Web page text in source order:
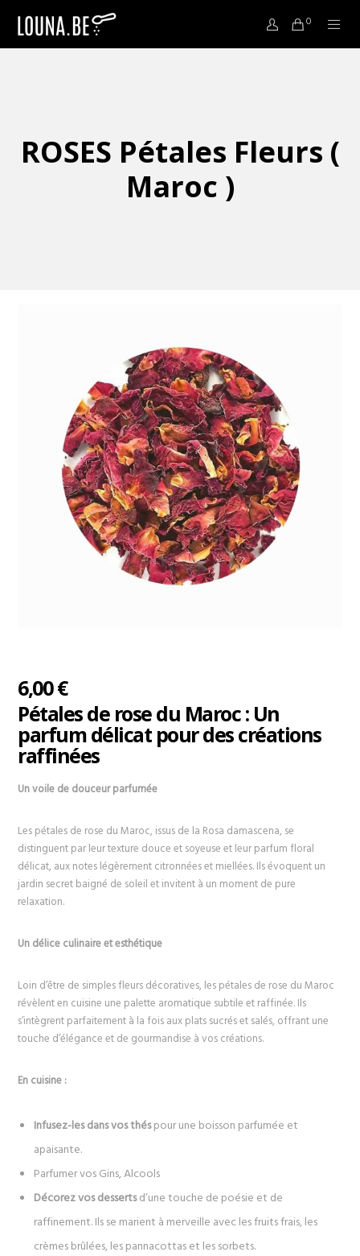
0
ROSES Pétales Fleurs (
Maroc )
6,00€
Pétales de rose du Maroc : Un
parfum délicat pour des créations
raffinées
Un voile de douceur parfumée
Les pétales de rose du Maroc, issus de la Rosa damascena, se
distinguent par leur texture douce et soyeuse et leur parfum floral
délicat, aux notes légèrement citronnées et miellées. Ils évoquent un
jardin secret baigné de soleil et invitent à un moment de pure
relaxation.
Un délice culinaire et esthétique
Loin d’être de simples fleurs décoratives, les pétales de rose du Maroc
révèlent en cuisine une palette aromatique subtile et raffinée. Ils
s’intègrent parfaitement à la fois aux plats sucrés et salés, offrant une
touche d’élégance et de gourmandise à vos créations.
En cuisine :
Infusez-les dans vos théspour une boisson parfumée et
apaisante.
Parfumer vos Gins, Alcools
Décorez vos dessertsd’une touche de poésie et de
raffinement. Ils se marient à merveille avec les fruits frais, les
crèmes brûlées, les pannacottas et les sorbets.